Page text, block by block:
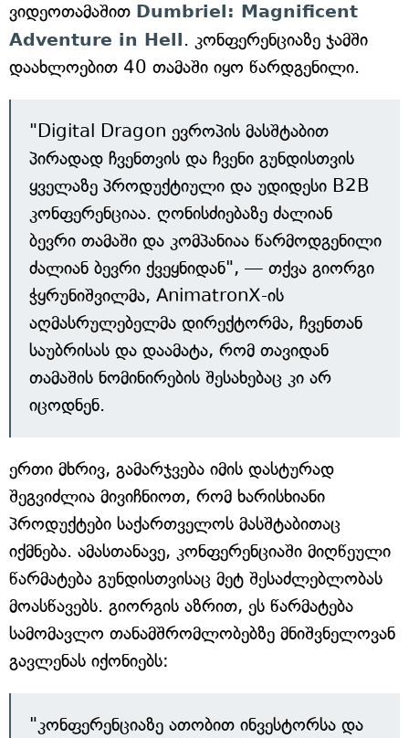
ვიდეოთამაშით Dumbriel: Magnificent
Adventure in Hell. კონფერენციაზე ჯამში
დაახლოებით 40 თამაში იყო წარდგენილი.
"Digital Dragon ევროპის მასშტაბით
პირადად ჩვენთვის და ჩვენი გუნდისთვის
ყველაზე პროდუქტიული და უდიდესი B2B
კონფერენციაა. ღონისძიებაზე ძალიან
ბევრი თამაში და კომპანიაა წარმოდგენილი
ძალიან ბევრი ქვეყნიდან", — თქვა გიორგი
ჭყრუნიშვილმა, AnimatronX-ის
აღმასრულებელმა დირექტორმა, ჩვენთან
საუბრისას და დაამატა, რომ თავიდან
თამაშის ნომინირების შესახებაც კი არ
იცოდნენ.
ერთი მხრივ, გამარჯვება იმის დასტურად
შეგვიძლია მივიჩნიოთ, რომ ხარისხიანი
პროდუქტები საქართველოს მასშტაბითაც
იქმნება. ამასთანავე, კონფერენციაში მიღწეული
წარმატება გუნდისთვისაც მეტ შესაძლებლობას
მოასწავებს. გიორგის აზრით, ეს წარმატება
სამომავლო თანამშრომლობებზე მნიშვნელოვან
გავლენას იქონიებს:
"კონფერენციაზე ათობით ინვესტორსა და